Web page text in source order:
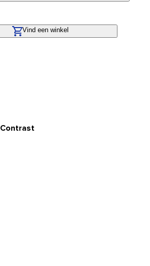
Vind een winkel
Contrast